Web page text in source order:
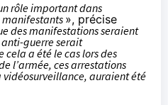
rôle important dans
manifestants », précise
des manifestations seraient
guerre serait
a été le cas lors des
l’armée, ces arrestations
auraient été